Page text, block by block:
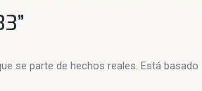
se parte de hechos reales. Está basado